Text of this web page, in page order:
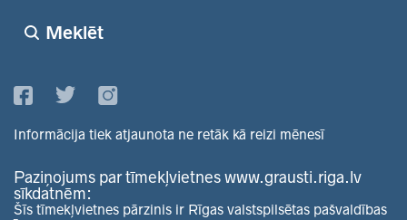
Meklēt
Informācija tiek atjaunota ne retāk kā reizi mēnesī
Paziņojums par tīmekļvietnes www.grausti.riga.lv
sīkdatnēm:
Šīs tīmekļvietnes pārzinis ir Rīgas valstspilsētas pašvaldības